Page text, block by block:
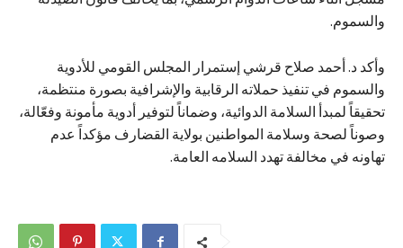
والسموم.
وأكد د. أحمد صلاح قرشي إستمرار المجلس القومي للأدوية
والسموم في تنفيذ حملاته الرقابية والإشرافية بصورة منتظمة،
تحقيقاً لمبدأ السلامة الدوائية، وضماناً لتوفير أدوية مأمونة وفعّالة،
وصوناً لصحة وسلامة المواطنين بولاية القضارف مؤكداً عدم
تهاونه في مخالفة تهدد السلامه العامة.